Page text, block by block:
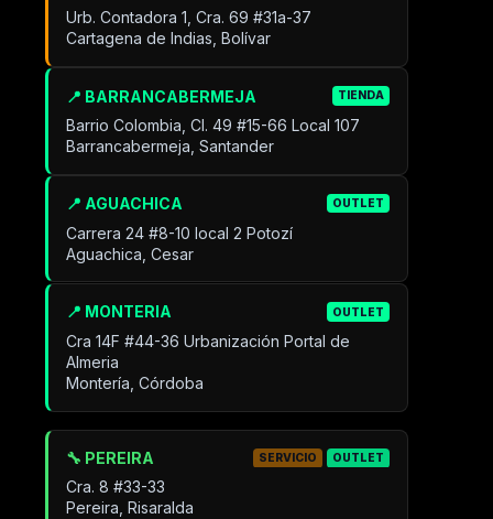
Urb. Contadora 1, Cra. 69 #31a-37
Cartagena de Indias, Bolívar
📍 BARRANCABERMEJA TIENDA
Barrio Colombia, Cl. 49 #15-66 Local 107
Barrancabermeja, Santander
📍 AGUACHICA OUTLET
Carrera 24 #8-10 local 2 Potozí
Aguachica, Cesar
📍 MONTERIA OUTLET
Cra 14F #44-36 Urbanización Portal de
Almeria
Montería, Córdoba
🔧 PEREIRA SERVICIO OUTLET
Cra. 8 #33-33
Pereira, Risaralda